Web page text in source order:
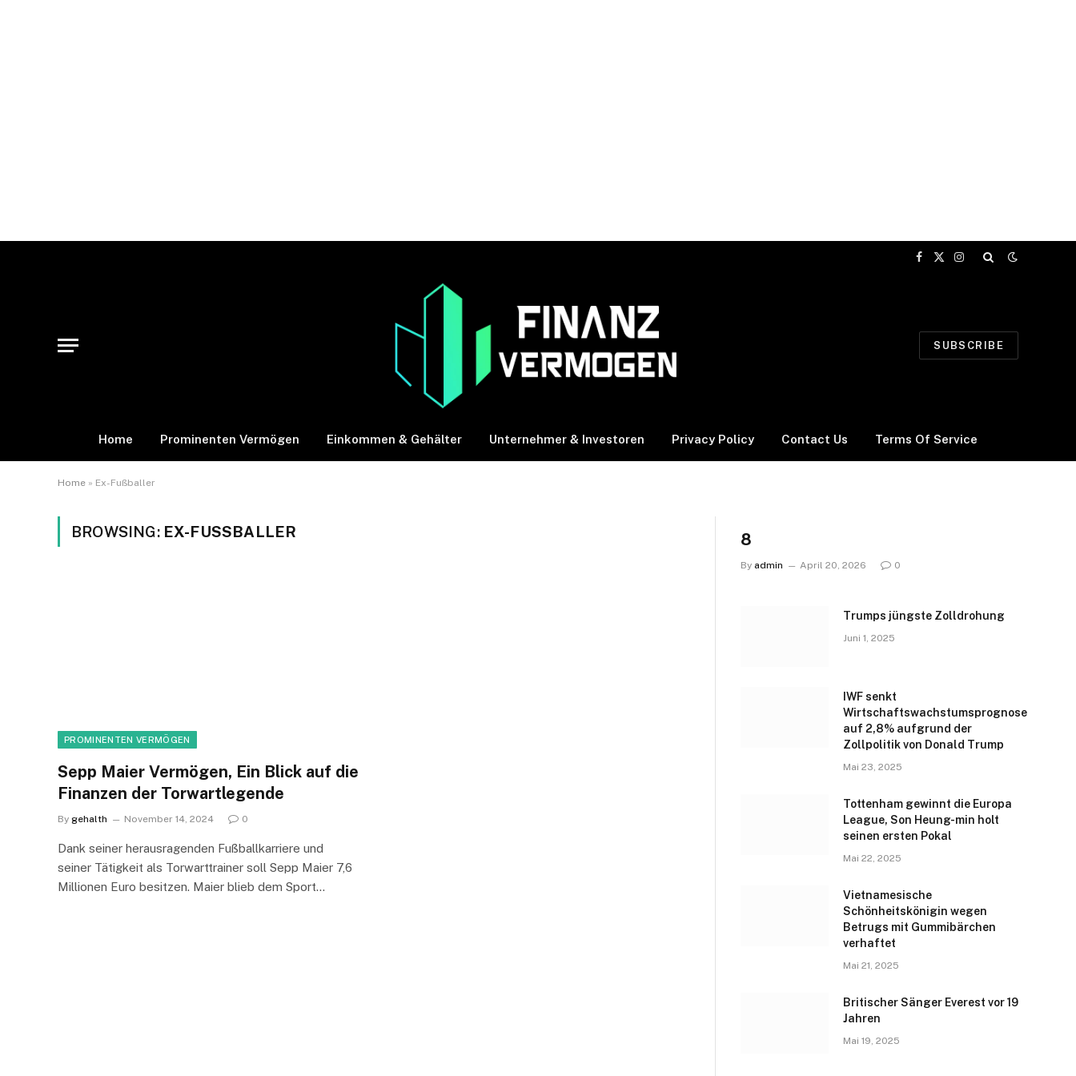
Facebook
X
Instagram
SUBSCRIBE
Home Prominenten Vermögen Einkommen & Gehälter Unternehmer & Investoren Privacy Policy Contact Us Terms Of Service
Home » Ex-Fußballer
BROWSING: EX-FUSSBALLER
PROMINENTEN VERMÖGEN
Sepp Maier Vermögen, Ein Blick auf die
Finanzen der Torwartlegende
By gehalth November 14, 2024 0
Dank seiner herausragenden Fußballkarriere und
seiner Tätigkeit als Torwarttrainer soll Sepp Maier 7,6
Millionen Euro besitzen. Maier blieb dem Sport…
8
By admin April 20, 2026 0
Trumps jüngste Zolldrohung
Juni 1, 2025
IWF senkt
Wirtschaftswachstumsprognose
auf 2,8% aufgrund der
Zollpolitik von Donald Trump
Mai 23, 2025
Tottenham gewinnt die Europa
League, Son Heung-min holt
seinen ersten Pokal
Mai 22, 2025
Vietnamesische
Schönheitskönigin wegen
Betrugs mit Gummibärchen
verhaftet
Mai 21, 2025
Britischer Sänger Everest vor 19
Jahren
Mai 19, 2025